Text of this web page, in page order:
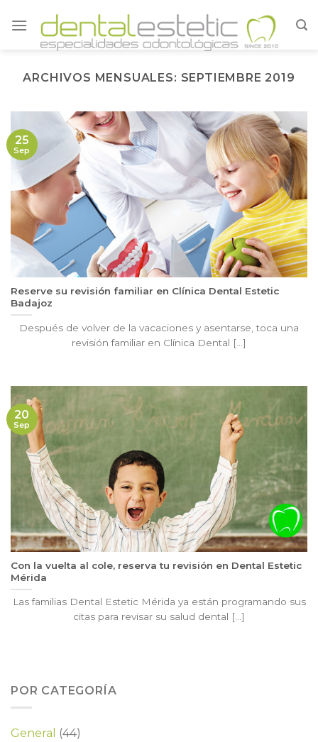
content
ARCHIVOS MENSUALES: SEPTIEMBRE 2019
Reserve su revisión familiar en Clínica Dental Estetic
Badajoz
Después de volver de la vacaciones y asentarse, toca una
revisión familiar en Clínica Dental [...]
25
Sep
Con la vuelta al cole, reserva tu revisión en Dental Estetic
Mérida
Las familias Dental Estetic Mérida ya están programando sus
citas para revisar su salud dental [...]
20
Sep
POR CATEGORÍA
General
(44)